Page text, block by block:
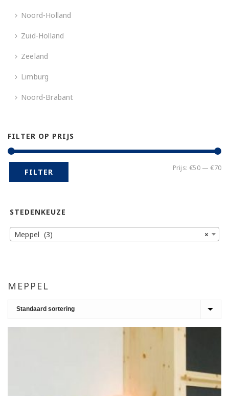
MEPPEL
Noord-Holland
Zuid-Holland
Zeeland
Limburg
Noord-Brabant
FILTER OP PRIJS
FILTER Prijs:€50—€70
STEDENKEUZE
×
Meppel (3)